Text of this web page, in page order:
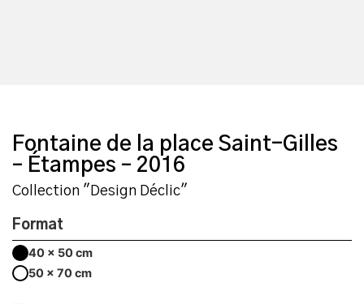
Fontaine de la place Saint-Gilles
– Étampes – 2016
Collection "Design Déclic"
Format
40 x 50 cm
50 x 70 cm